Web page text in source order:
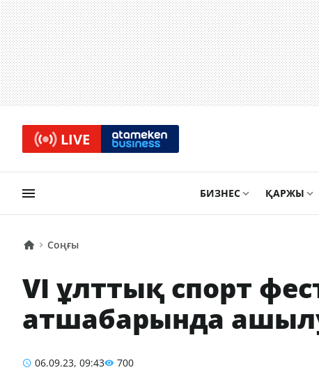
LIVE
БИЗНЕС ҚАРЖЫ
Соңғы
VI ұлттық спорт
атшабарында
06.09.23, 09:43 700